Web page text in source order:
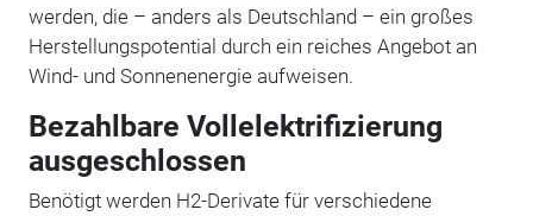
werden, die – anders als Deutschland – ein großes
Herstellungspotential durch ein reiches Angebot an
Wind- und Sonnenenergie aufweisen.
Bezahlbare Vollelektrifizierung
ausgeschlossen
Benötigt werden H2-Derivate für verschiedene